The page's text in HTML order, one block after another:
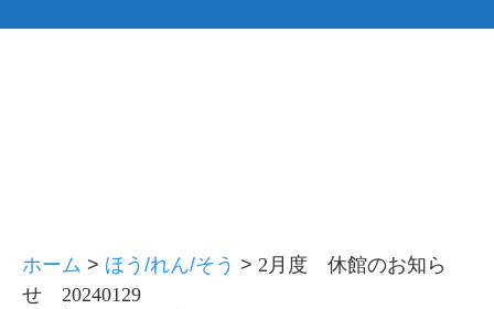
ホーム > ほう/れん/そう > 2月度 休館のお知ら
せ 20240129